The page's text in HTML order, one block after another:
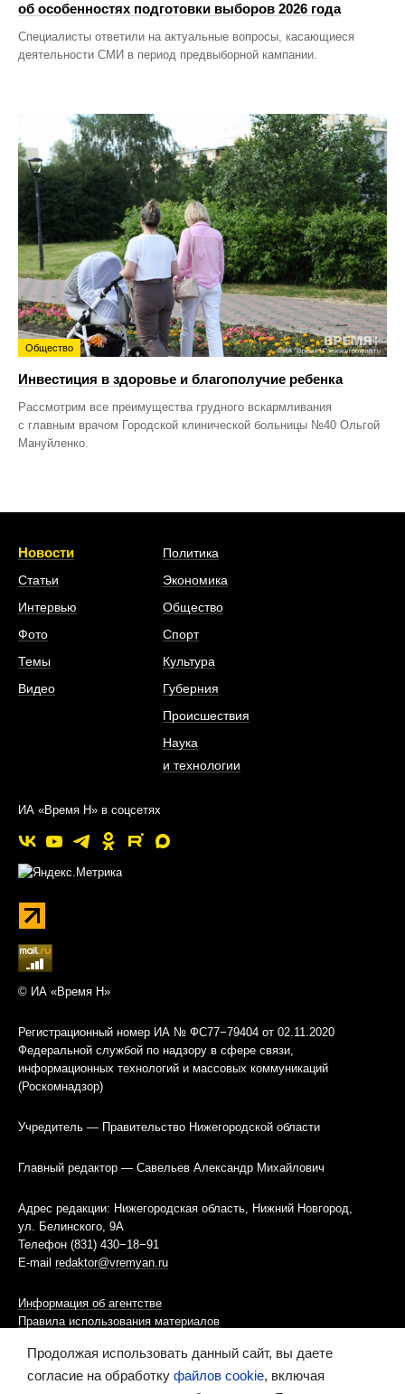
об особенностях подготовки выборов 2026 года
Специалисты ответили на актуальные вопросы, касающиеся
деятельности СМИ в период предвыборной кампании.
Общество
Инвестиция в здоровье и благополучие ребенка
Рассмотрим все преимущества грудного вскармливания
с главным врачом Городской клинической больницы №40 Ольгой
Мануйленко.
Новости
Статьи
Интервью
Фото
Темы
Видео
Политика
Экономика
Общество
Спорт
Культура
Губерния
Происшествия
Наука
и технологии
ИА «Время Н» в соцсетях
© ИА «Время Н»
Регистрационный номер ИА № ФС77−79404 от 02.11.2020
Федеральной службой по надзору в сфере связи,
информационных технологий и массовых коммуникаций
(Роскомнадзор)
Учредитель — Правительство Нижегородской области
Главный редактор — Савельев Александр Михайлович
Адрес редакции: Нижегородская область, Нижний Новгород,
ул. Белинского, 9А
Телефон (831) 430−18−91
E-mail redaktor@vremyan.ru
Информация об агентстве
Правила использования материалов
Информационная политика использования «cookies»-файлов
Продолжая использовать данный сайт, вы даете
согласие на обработку файлов cookie, включая